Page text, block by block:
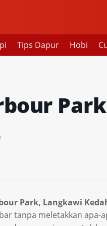
Tips Dapur Hobi
Park, Langkawi
tanpa meletakkan apa-